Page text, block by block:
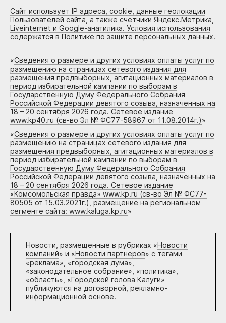
Сайт использует IP адреса, cookie, данные геолокации
Пользователей сайта, а также счетчики Яндекс.Метрика,
Liveinternet и Google-анатилика. Условия использования
содержатся в Политике по защите персональных данных.
«Сведения о размере и других условиях оплаты услуг по
размещению на страницах сетевого издания для
размещения предвыборных, агитационных материалов в
период избирательной кампании по выборам в
Государственную Думу Федерального Собрания
Российской Федерации девятого созыва, назначенных на
18 – 20 сентября 2026 года. Сетевое издание
www.kp40.ru (св-во Эл № ФС77-58967 от 11.08.2014г.)»
«Сведения о размере и других условиях оплаты услуг по
размещению на страницах сетевого издания для
размещения предвыборных, агитационных материалов в
период избирательной кампании по выборам в
Государственную Думу Федерального Собрания
Российской Федерации девятого созыва, назначенных на
18 – 20 сентября 2026 года. Сетевое издание
«Комсомольская правда» www.kp.ru (св-во Эл № ФС77-
80505 от 15.03.2021г.), размещение на региональном
сегменте сайта: www.kaluga.kp.ru»
Новости, размещенные в рубриках «Новости
компаний» и «Новости партнеров» с тегами
«реклама», «городская дума»,
«законодательное собрание», «политика»,
«область», «Городской голова Калуги»
публикуются на договорной, рекламно-
информационной основе.